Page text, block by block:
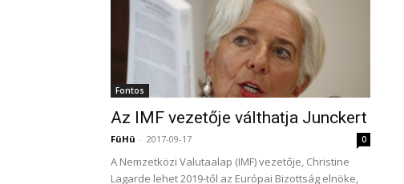
Fontos
Az IMF vezetője válthatja Junckert
FüHü - 2017-09-17 0
A Nemzetközi Valutaalap (IMF) vezetője, Christine
Lagarde lehet 2019-től az Európai Bizottság elnöke,